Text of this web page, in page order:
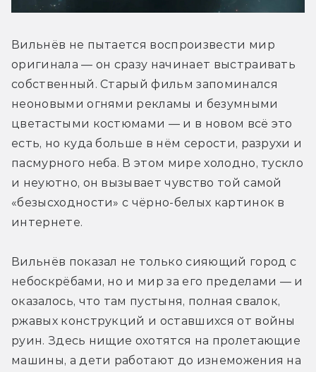
Вильнёв не пытается воспроизвести мир
оригинала — он сразу начинает выстраивать
собственный. Старый фильм запоминался
неоновыми огнями рекламы и безумными
цветастыми костюмами — и в новом всё это
есть, но куда больше в нём серости, разрухи и
пасмурного неба. В этом мире холодно, тускло
и неуютно, он вызывает чувство той самой
«безысходности» с чёрно-белых картинок в
интернете.
Вильнёв показал не только сияющий город с
небоскрёбами, но и мир за его пределами — и
оказалось, что там пустыня, полная свалок,
ржавых конструкций и оставшихся от войны
руин. Здесь нищие охотятся на пролетающие
машины, а дети работают до изнеможения на